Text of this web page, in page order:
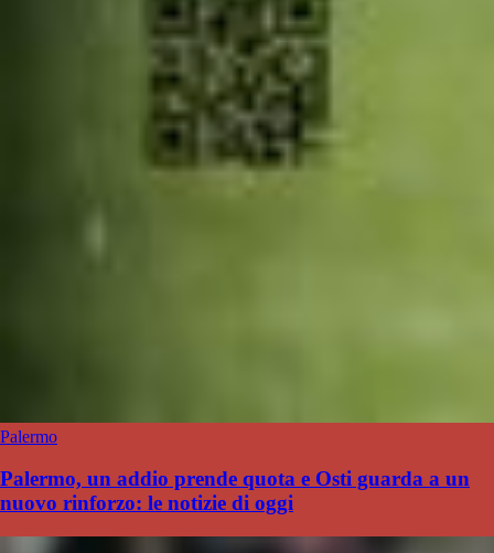
Palermo
Palermo, un addio prende quota e Osti guarda a un
nuovo rinforzo: le notizie di oggi